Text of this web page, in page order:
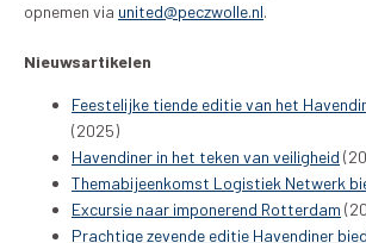
opnemen via united@peczwolle.nl.
Nieuwsartikelen
Feestelijke tiende editie van het
(2025)
Havendiner in het teken van veiligheid
Themabijeenkomst Logistiek Netwerk
Excursie naar imponerend Rotterdam
Prachtige zevende editie Havendiner